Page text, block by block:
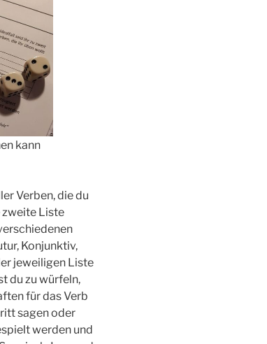
kann
Verben, die du
zweite Liste
Konjunktiv,
jeweiligen Liste
du zu würfeln,
für das Verb
sagen oder
werden und